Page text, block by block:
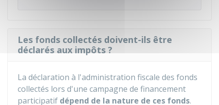
Les fonds collectés doivent-ils être
déclarés aux impôts ?
La déclaration à l'administration fiscale des fonds
collectés lors d'une campagne de financement
participatif dépend de la nature de ces fonds.